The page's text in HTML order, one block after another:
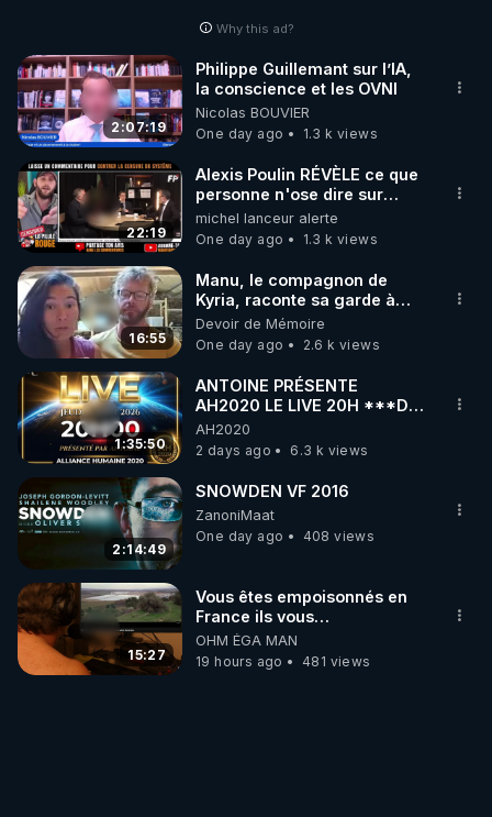
Why this ad?
2:07:19
Philippe Guillemant sur l’IA,
la conscience et les OVNI
Nicolas BOUVIER
One day ago
1.3 k views
22:19
Alexis Poulin RÉVÈLE ce que
personne n'ose dire sur
l'Union européenne (C'est
explosif)
michel lanceur alerte
One day ago
1.3 k views
16:55
Manu, le compagnon de
Kyria, raconte sa garde à
vue musclée. PARTAGEZ!
Devoir de Mémoire
One day ago
2.6 k views
1:35:50
ANTOINE PRÉSENTE
AH2020 LE LIVE 20H ***DU
06/08/2026***
AH2020
2 days ago
6.3 k views
2:14:49
SNOWDEN VF 2016
ZanoniMaat
One day ago
408 views
15:27
Vous êtes empoisonnés en
France ils vous
empoisonnent tranquille
OHM ÉGA MAN
19 hours ago
481 views